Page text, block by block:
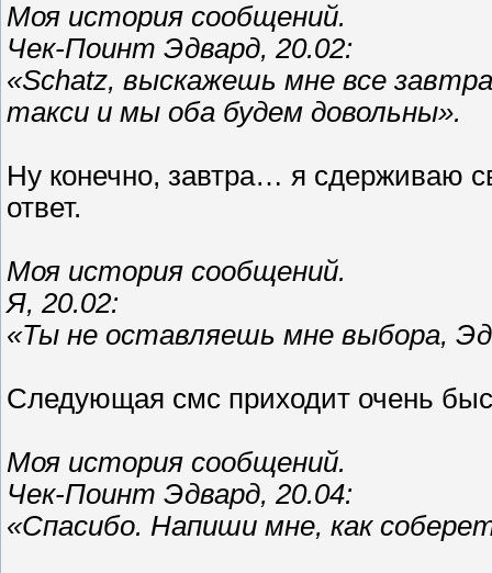
Моя история сообщений.
Чек-Поинт Эдвард, 20.02:
«Schatz, выскажешь мне все
такси и мы оба будем довольны».
Ну конечно, завтра… я сдерживаю
ответ.
Моя история сообщений.
Я, 20.02:
«Ты не оставляешь мне выбора,
Следующая смс приходит очень
Моя история сообщений.
Чек-Поинт Эдвард, 20.04:
«Спасибо. Напиши мне, как